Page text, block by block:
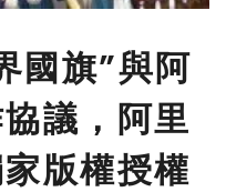
國旗”與阿
議，阿里
版權授權